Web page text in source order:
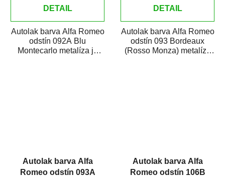
DETAIL
Autolak barva Alfa Romeo
odstín 092A Blu
Montecarlo metalíza je
DETAIL
Autolak barva Alfa Romeo
odstín 093 Bordeaux
(Rosso Monza) metalíza
Autolak barva Alfa
Romeo odstín 093A
Autolak barva Alfa
Romeo odstín 106B